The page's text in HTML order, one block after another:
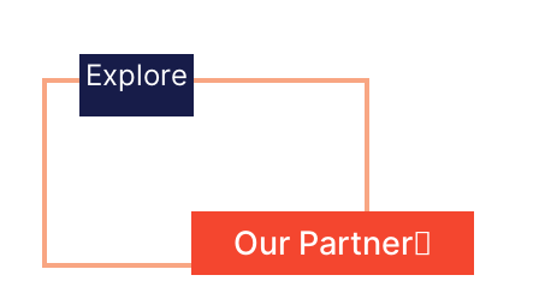
Explore
Our Partner